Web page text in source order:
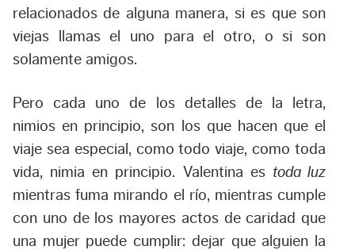
relacionados de alguna manera, si es que son
viejas llamas el uno para el otro, o si son
solamente amigos.
Pero cada uno de los detalles de la letra,
nimios en principio, son los que hacen que el
viaje sea especial, como todo viaje, como toda
vida, nimia en principio. Valentina es toda luz
mientras fuma mirando el río, mientras cumple
con uno de los mayores actos de caridad que
una mujer puede cumplir: dejar que alguien la